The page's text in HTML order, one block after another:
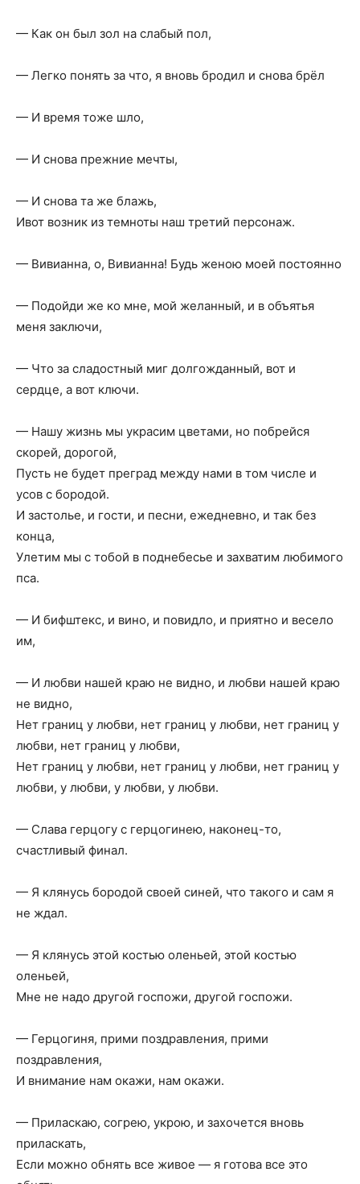
— Как он был зол на слабый пол,
— Легко понять за что, я вновь бродил и снова брёл
— И время тоже шло,
— И снова прежние мечты,
— И снова та же блажь,
Ивот возник из темноты наш третий персонаж.
— Вивианна, о, Вивианна! Будь женою моей постоянно
— Подойди же ко мне, мой желанный, и в объятья
меня заключи,
— Что за сладостный миг долгожданный, вот и
сердце, а вот ключи.
— Нашу жизнь мы украсим цветами, но побрейся
скорей, дорогой,
Пусть не будет преград между нами в том числе и
усов с бородой.
И застолье, и гости, и песни, ежедневно, и так без
конца,
Улетим мы с тобой в поднебесье и захватим любимого
пса.
— И бифштекс, и вино, и повидло, и приятно и весело
им,
— И любви нашей краю не видно, и любви нашей краю
не видно,
Нет границ у любви, нет границ у любви, нет границ у
любви, нет границ у любви,
Нет границ у любви, нет границ у любви, нет границ у
любви, у любви, у любви, у любви.
— Слава герцогу с герцогинею, наконец-то,
счастливый финал.
— Я клянусь бородой своей синей, что такого и сам я
не ждал.
— Я клянусь этой костью оленьей, этой костью
оленьей,
Мне не надо другой госпожи, другой госпожи.
— Герцогиня, прими поздравления, прими
поздравления,
И внимание нам окажи, нам окажи.
— Приласкаю, согрею, укрою, и захочется вновь
приласкать,
Если можно обнять все живое — я готова все это